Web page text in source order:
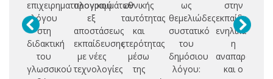
επιχειρηματολογικού
λόγου
στη
διδακτική
του
γλωσσικού
προγραμμάτων
εξ
αποστάσεως
εκπαίδευσης
με νέες
τεχνολογίες
εθνικής
ταυτότητας
και
ετερότητας
μέσω
της
ως
θεμελιώδες
συστατικό
του
δημόσιου
λόγου:
στην
εκπαίδευση
ενηλίκων:
η
αναπαραγωγή
και ο